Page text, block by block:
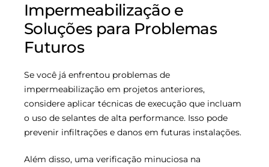
Impermeabilização e
Soluções para Problemas
Futuros
Se você já enfrentou problemas de
impermeabilização em projetos anteriores,
considere aplicar técnicas de execução que incluam
o uso de selantes de alta performance. Isso pode
prevenir infiltrações e danos em futuras instalações.
Além disso, uma verificação minuciosa na